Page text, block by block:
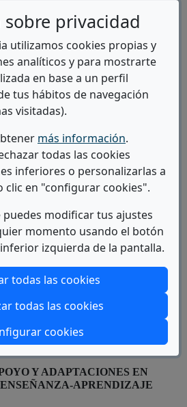
privacidad
utilizamos cookies propias y
analíticos y para mostrarte
en base a un perfil
tus hábitos de navegación
visitadas).
más información.
todas las cookies
inferiores o personalizarlas a
clic en "configurar cookies".
modificar tus ajustes
momento usando el botón
izquierda de la pantalla.
todas las cookies
todas las cookies
cookies
https://www.ull.es/
docencia/titulos-
semipresenciales/</
target="_blank">Ir al
Ver Campus
RECURSOS
Y ACTUACIONES EN
Y
EN DEPENDENCIAS
Y ADAPTACIONES EN
APRENDIZAJE